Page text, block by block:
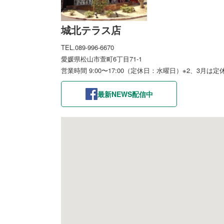
城北テラス店
TEL.089-996-6670
愛媛県松山市萱町6丁目71-1
営業時間 9:00〜17:00（定休日：水曜日）※2、3月は定
最新NEWS配信中